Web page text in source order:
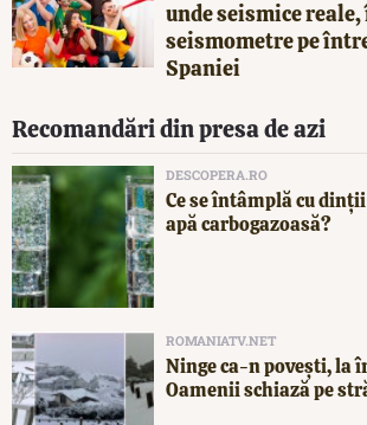
unde seismice
seismometre pe
Spaniei
Recomandări din presa de azi
DESCOPERA.RO
Ce se întâmplă cu
apă carbogazoasă?
ROMANIATV.NET
Ninge ca-n povești, la
Oamenii schiază pe